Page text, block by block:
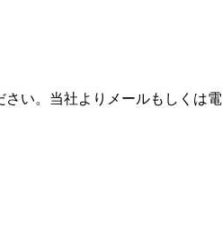
い。当社よりメールもしくは電